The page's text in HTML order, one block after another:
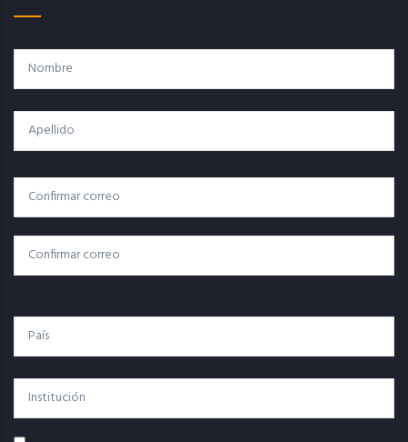
Nombre
Apellido
Correo
Electrónico
Correo Electrónico
Confirmar Correo
País
Institución